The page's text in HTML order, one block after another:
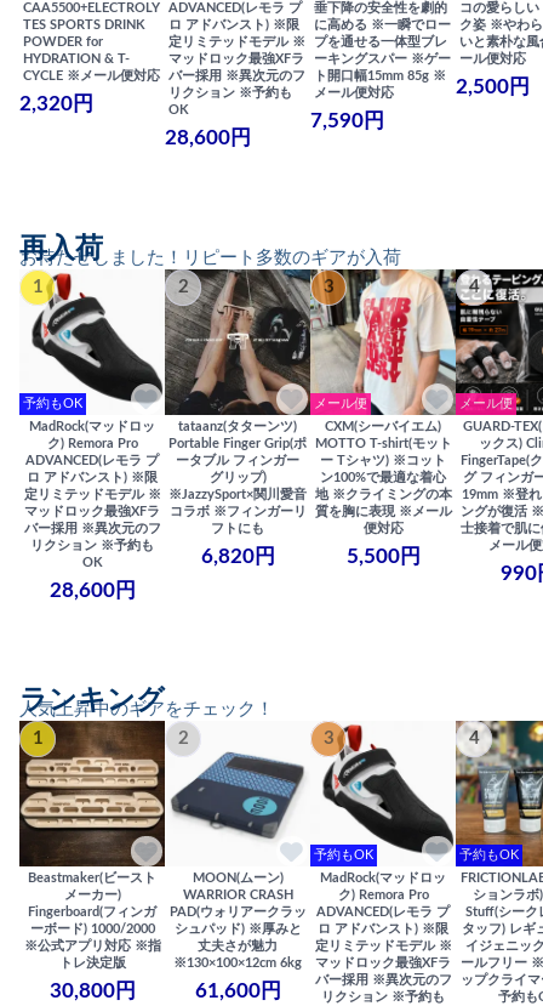
CAA5500+ELECTROLY
TES SPORTS DRINK
POWDER for
HYDRATION & T-
CYCLE ※メール便対応
2,320円
ADVANCED(レモラ プ
ロ アドバンスト) ※限
定リミテッドモデル ※
マッドロック最強XFラ
バー採用 ※異次元のフ
リクション ※予約も
OK
28,600円
垂下降の安全性を劇的
に高める ※一瞬でロー
プを通せる一体型ブレ
ーキングスパー ※ゲー
ト開口幅15mm 85g ※
メール便対応
7,590円
コの愛らしい
ク姿 ※やわ
いと素朴な
ール便対応
2,500円
お待たせしました！リピート多数のギアが入荷
再入荷
1
予約もOK
MadRock(マッドロッ
ク) Remora Pro
ADVANCED(レモラ プ
ロ アドバンスト) ※限
定リミテッドモデル ※
マッドロック最強XFラ
バー採用 ※異次元のフ
リクション ※予約も
OK
28,600円
2
tataanz(タターンツ)
Portable Finger Grip(ポ
ータブル フィンガー
グリップ)
※JazzySport×関川愛音
コラボ ※フィンガーリ
フトにも
6,820円
3
メール便
CXM(シーバイエム)
MOTTO T-shirt(モット
ー Tシャツ) ※コット
ン100%で最適な着心
地 ※クライミングの本
質を胸に表現 ※メール
便対応
5,500円
4
メール便
GUARD-
ックス)
FingerTape(
グ フィンガ
19mm ※登れ
ングが復活
士接着で肌
メール
990
人気上昇中のギアをチェック！
ランキング
1
Beastmaker(ビースト
メーカー)
Fingerboard(フィンガ
ーボード) 1000/2000
※公式アプリ対応 ※指
トレ決定版
30,800円
2
MOON(ムーン)
WARRIOR CRASH
PAD(ウォリアークラッ
シュパッド) ※厚みと
丈夫さが魅力
※130×100×12cm 6kg
61,600円
3
予約もOK
MadRock(マッドロッ
ク) Remora Pro
ADVANCED(レモラ プ
ロ アドバンスト) ※限
定リミテッドモデル ※
マッドロック最強XFラ
バー採用 ※異次元のフ
リクション ※予約も
4
予約もOK
ションラボ
Stuff(シーク
タッフ) レギ
イジェニッ
ールフリー
ップクライ
予約も